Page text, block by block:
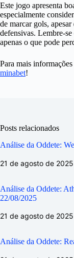
Este jogo apresenta
especialmente
de marcar gols,
defensivas. Lembre-
apenas o que pode
Para mais
minabet!
Posts relacionados
Análise da Oddete:
21 de agosto de 2025
Análise da Oddete:
22/08/2025
21 de agosto de 2025
Análise da Oddete: